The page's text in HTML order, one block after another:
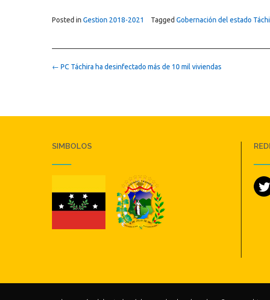
Posted in Gestion 2018-2021 Tagged Gobernación del estado
Post
← PC Táchira ha desinfectado más de 10 mil viviendas
SIMBOLOS